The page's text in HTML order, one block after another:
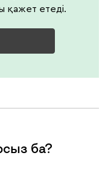
қажет етеді.
ба?